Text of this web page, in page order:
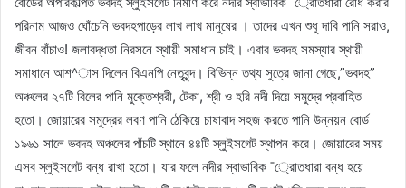
পরিনাম আজও ঘোঁচেনি ভবদহপাড়ের লাখ লাখ মানুষের । তাদের এখন শুধু দাবি পানি সরাও,
জীবন বাঁচাও! জলাবদ্ধতা নিরসনে স্থায়ী সমাধান চাই। এবার ভবদহ সমস্যার স্থায়ী
সমাধানে আশ^াস দিলেন বিএনপি নেতৃবৃন্দ। বিভিন্ন তথ্য সুত্রে জানা গেছে,”ভবদহ”
অঞ্চলের ২৭টি বিলের পানি মুক্তেশ্বরী, টেকা, শ্রী ও হরি নদী দিয়ে সমুদ্রে প্রবাহিত
হতো। জোয়ারের সমুদ্রের লবণ পানি ঠেকিয়ে চাষাবাদ সহজ করতে পানি উন্নয়ন বোর্ড
১৯৬১ সালে ভবদহ অঞ্চলের পাঁচটি স্থানে ৪৪টি স্লুইসগেট স্থাপন করে। জোয়ারের সময়
এসব স্লুইসগেট বন্ধ রাখা হতো। যার ফলে নদীর স্বাভাবিক ¯্রােতধারা বন্ধ হয়ে